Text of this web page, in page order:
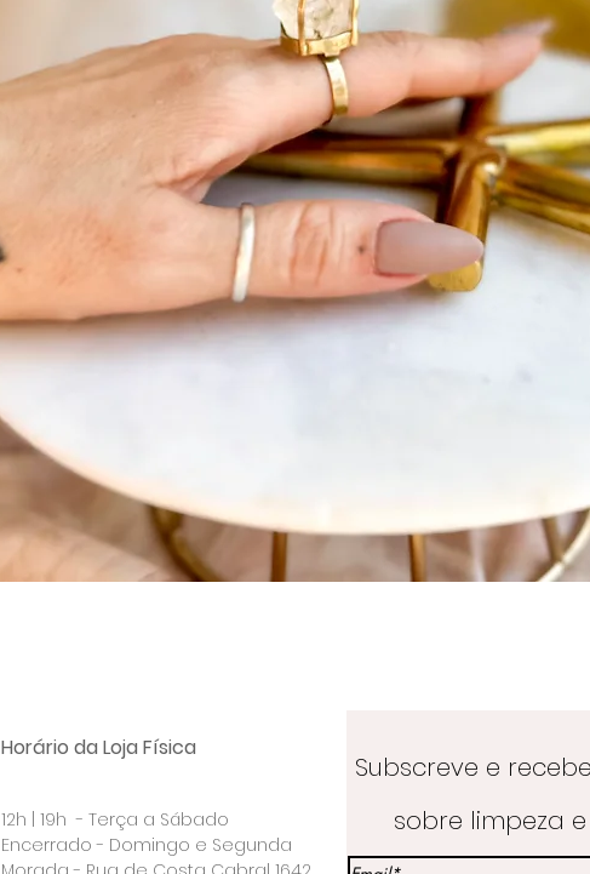
Horário da Loja Física
12h | 19h - Terça a Sábado
Encerrado - Domingo e Segunda
Subscreve e recebe
sobre limpeza